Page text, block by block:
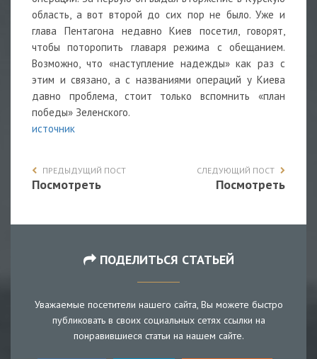
область, а вот второй до сих пор не было. Уже и
глава Пентагона недавно Киев посетил, говорят,
чтобы поторопить главаря режима с обещанием.
Возможно, что «наступление надежды» как раз с
этим и связано, а с названиями операций у Киева
давно проблема, стоит только вспомнить «план
победы» Зеленского.
источник
ПРЕДЫДУЩИЙ ПОСТ
Посмотреть
СЛЕДУЮЩИЙ ПОСТ
Посмотреть
ПОДЕЛИТЬСЯ СТАТЬЕЙ
Уважаемые посетители нашего сайта, Вы можете быстро
публиковать в своих социальных сетях ссылки на
понравившиеся статьи на нашем сайте.